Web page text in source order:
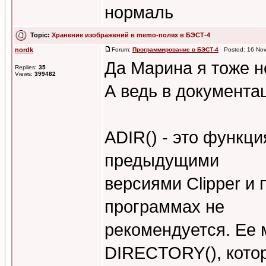
нормаль
Topic: Хранение изображений в memo-полях в БЭСТ-4
nordk
Replies: 35
Views: 399482
Forum: Программирование в БЭСТ-4 Posted: 16
Да Марина я тоже
А ведь в
ADIR() - это
предыдущими
версиями Clipper и
программах не
рекомендуется. Ее
DIRECTORY(),